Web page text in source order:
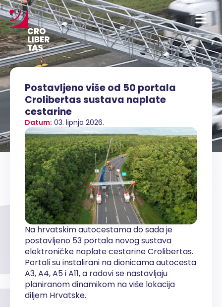
Postavljeno više od 50 portala
Crolibertas sustava naplate
cestarine
Datum: 03. lipnja 2026.
Na hrvatskim autocestama do sada je
postavljeno 53 portala novog sustava
elektroničke naplate cestarine Crolibertas.
Portali su instalirani na dionicama autocesta
A3, A4, A5 i A11, a radovi se nastavljaju
planiranom dinamikom na više lokacija
diljem Hrvatske.